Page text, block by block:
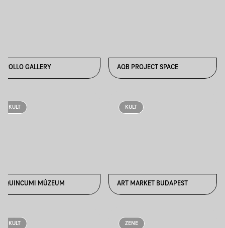
APOLLO GALLERY AQB PROJECT SPACE
KULT
AQUINCUMI MÚZEUM
KULT
ART MARKET BUDAPEST
KULT ZENE